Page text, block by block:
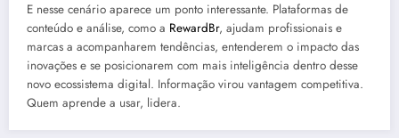
E nesse cenário aparece um ponto interessante. Plataformas de
conteúdo e análise, como a RewardBr, ajudam profissionais e
marcas a acompanharem tendências, entenderem o impacto das
inovações e se posicionarem com mais inteligência dentro desse
novo ecossistema digital. Informação virou vantagem competitiva.
Quem aprende a usar, lidera.